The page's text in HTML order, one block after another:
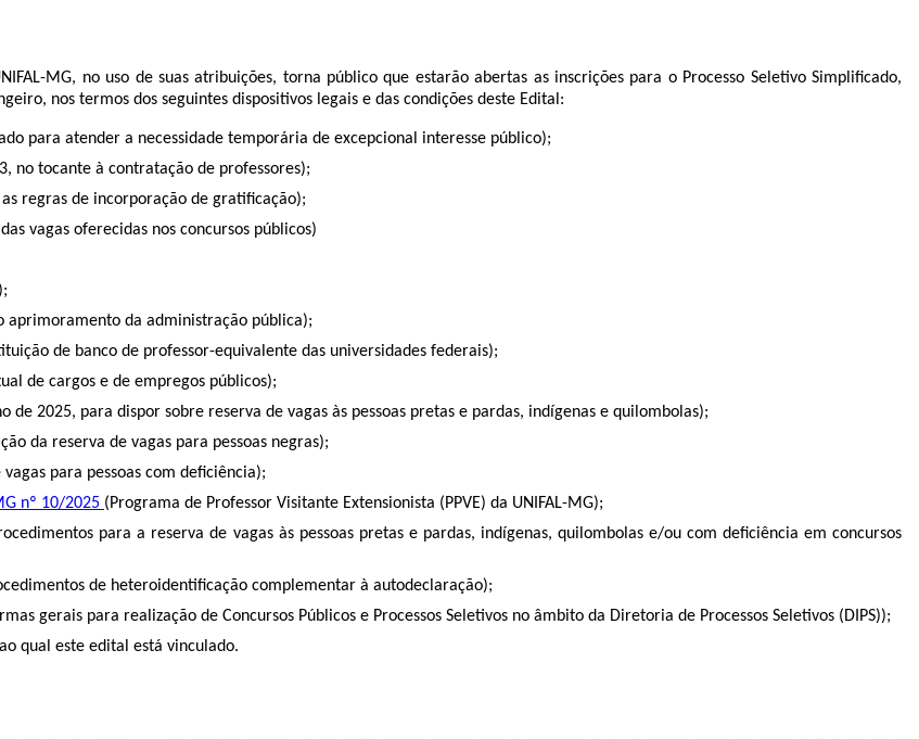
MG, no uso de suas atribuições, torna público que estarão abertas as inscrições para o Processo Seletivo Simplificado,
nos termos dos seguintes dispositivos legais e das condições deste Edital:
para atender a necessidade temporária de excepcional interesse público);
no tocante à contratação de professores);
regras de incorporação de gratificação);
vagas oferecidas nos concursos públicos)
aprimoramento da administração pública);
de banco de professor-equivalente das universidades federais);
de cargos e de empregos públicos);
de 2025, para dispor sobre reserva de vagas às pessoas pretas e pardas, indígenas e quilombolas);
da reserva de vagas para pessoas negras);
vagas para pessoas com deficiência);
nº 10/2025 (Programa de Professor Visitante Extensionista (PPVE) da UNIFAL-MG);
para a reserva de vagas às pessoas pretas e pardas, indígenas, quilombolas e/ou com deficiência em concursos
de heteroidentificação complementar à autodeclaração);
gerais para realização de Concursos Públicos e Processos Seletivos no âmbito da Diretoria de Processos Seletivos (DIPS));
qual este edital está vinculado.